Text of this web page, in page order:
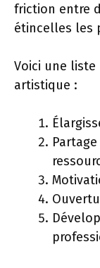
friction entre
étincelles les
Voici une
artistique :